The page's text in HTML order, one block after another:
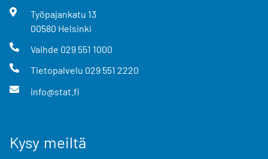
Työpajankatu 13
00580 Helsinki
Vaihde 029 551 1000
Tietopalvelu 029 551 2220
info@stat.fi
Kysy meiltä